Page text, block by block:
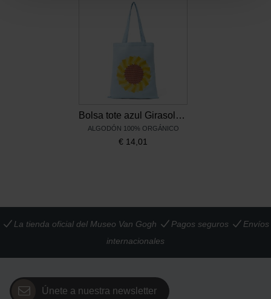
Bolsa tote azul Girasoles - Raw Color
ALGODÓN 100% ORGÁNICO
€ 14,01
La tienda oficial del Museo Van Gogh Pagos seguros
Envíos
internacionales
Únete a nuestra newsletter